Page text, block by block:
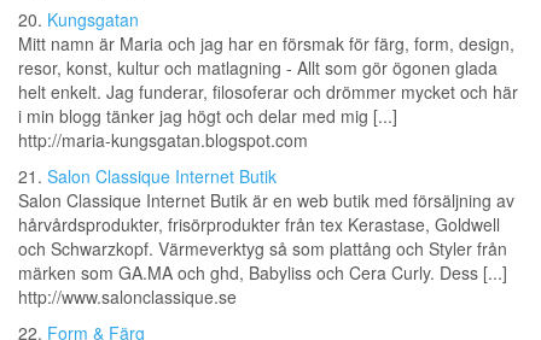
20. Kungsgatan
Mitt namn är Maria och jag har en försmak för färg, form, design,
resor, konst, kultur och matlagning - Allt som gör ögonen glada
helt enkelt. Jag funderar, filosoferar och drömmer mycket och här
i min blogg tänker jag högt och delar med mig [...]
http://maria-kungsgatan.blogspot.com
21. Salon Classique Internet Butik
Salon Classique Internet Butik är en web butik med försäljning av
hårvårdsprodukter, frisörprodukter från tex Kerastase, Goldwell
och Schwarzkopf. Värmeverktyg så som plattång och Styler från
märken som GA.MA och ghd, Babyliss och Cera Curly. Dess [...]
http://www.salonclassique.se
22. Form & Färg